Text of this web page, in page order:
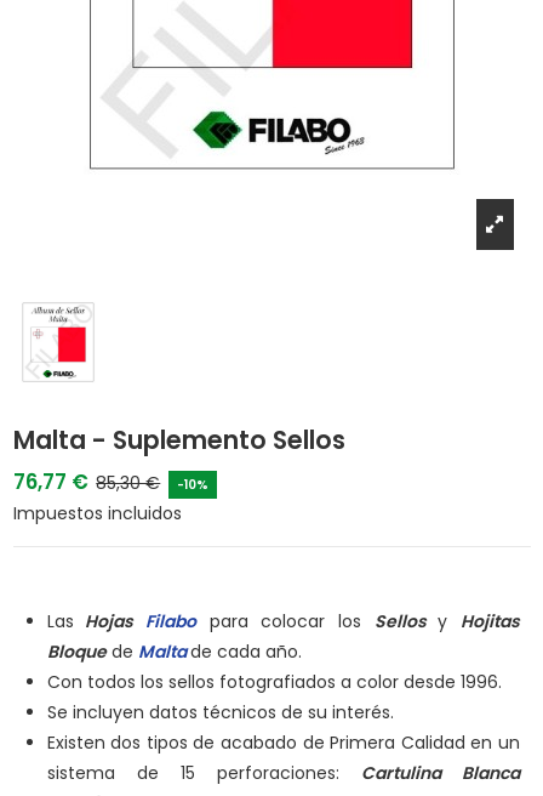
Malta - Suplemento Sellos
76,77 € 85,30 € -10%
Impuestos incluidos
Las Hojas Filabo para colocar los Sellos y Hojitas
Bloquede Maltade cada año.
Con todos los sellos fotografiados a color desde 1996.
Se incluyen datos técnicos de su interés.
Existen dos tipos de acabado de Primera Calidad en un
sistema de 15 perforaciones: Cartulina Blanca